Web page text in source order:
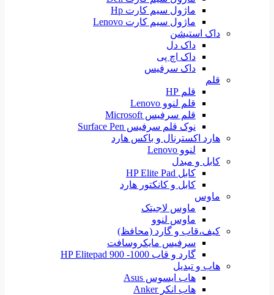
ماژول سیم کارت Hp
ماژول سیم کارت Lenovo
داک استیشن
داک دل
داک اچ پی
داک سرفیس
قلم
قلم HP
قلم لنوو Lenovo
قلم سرفیس Microsoft
نوک قلم سرفیس Surface Pen
هارد اکسترنال و باکس هارد
لنوو Lenovo
کابل و مبدل
کابل HP Elite Pad
کابل و کانکتور هارد
ماوس
ماوس لاجیتک
ماوس لنوو
کیف،قاب و گارد (محافظ)
سرفیس مایکروسافت
گارد و قاب HP Elitepad 900 -1000
هاب و تبدیل
هاب ایسوس Asus
هاب انکر Anker